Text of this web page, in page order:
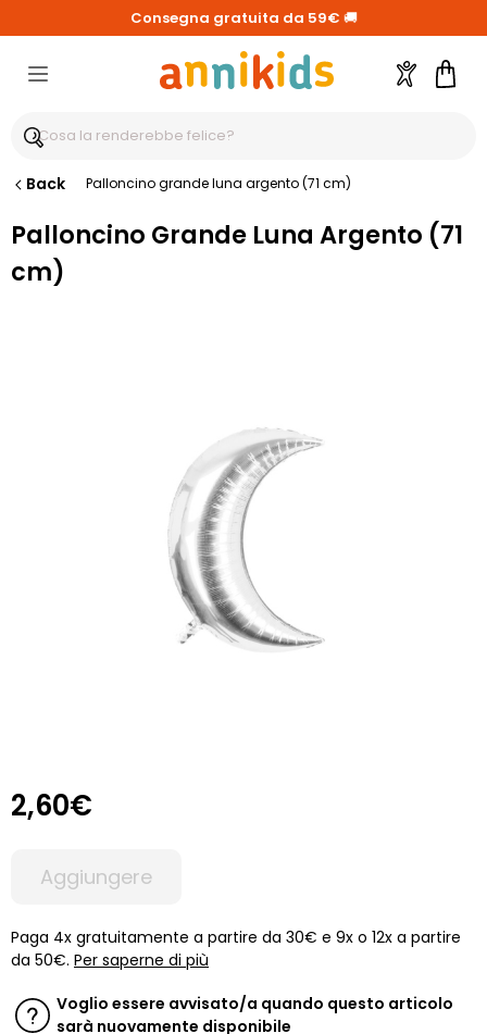
Consegna gratuita da 59€ 🚚
Account
Back Palloncino grande luna argento (71 cm)
Palloncino Grande Luna Argento (71
cm)
2,60€
Aggiungere
Paga 4x gratuitamente a partire da 30€ e 9x o 12x a partire
da 50€. Per saperne di più
Voglio essere avvisato/a quando questo articolo
sarà nuovamente disponibile